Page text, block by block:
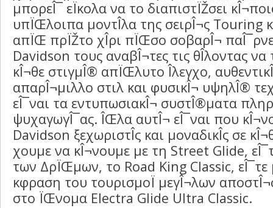
μπορεÎ¯ εÏκολα να το διαπιστÏŽσει
υπÏŒλοιπα μοντÎ­λα της σειρÎ¬ς Τouring
απÏŒ πρÏŽτο χÎ­ρι πÏŒσο σοβαρÎ¬
Davidson τους αναβÎ¬τες τις θÎ­λοντας
κÎ¬θε στιγμÎ® απÏŒλυτο Î­λεγχο,
απαρÎ¬μιλλο στιλ και φυσικÎ¬ υψηλÎ®
εÎ¯ναι τα εντυπωσιακÎ¬ συστÎ®ματα
ψυχαγωγÎ¯ας. ÎŒλα αυτÎ¬ εÎ¯ναι που
Davidson ξεχωριστÎ­ς και μοναδικÎ­ς σε
χουμε να κÎ¬νουμε με τη Street Glide,
των ΔρÏŒμων, το Road King Classic,
κφραση του τουρισμοÏ μεγÎ¬λων
στο ÏŒνομα Electra Glide Ultra Classic.